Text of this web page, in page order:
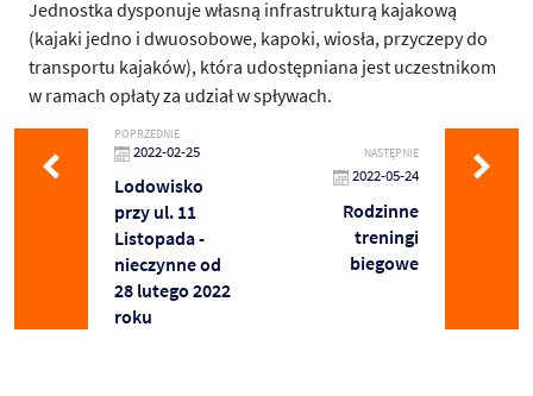
Jednostka dysponuje własną infrastrukturą kajakową
(kajaki jedno i dwuosobowe, kapoki, wiosła, przyczepy do
transportu kajaków), która udostępniana jest uczestnikom
w ramach opłaty za udział w spływach.
POPRZEDNIE
2022-02-25
Lodowisko
przy ul. 11
Listopada -
nieczynne od
28 lutego 2022
roku
NASTĘPNIE
2022-05-24
Rodzinne
treningi
biegowe